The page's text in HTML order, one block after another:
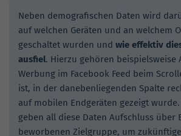
Neben demografischen Daten wird
auf welchen Geräten und an welchem
geschaltet wurden und wie effektiv
ausfiel. Hierzu gehören beispielsweise
Werbung im Facebook Feed beim
ist, in der danebenliegenden Spalte
auf mobilen Endgeräten gezeigt
geben all diese Daten Aufschluss über
beworbenen Zielgruppe, um